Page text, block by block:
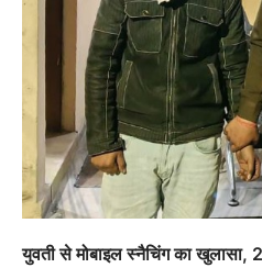
युवती से मोबाइल स्नैचिंग का खुलासा,